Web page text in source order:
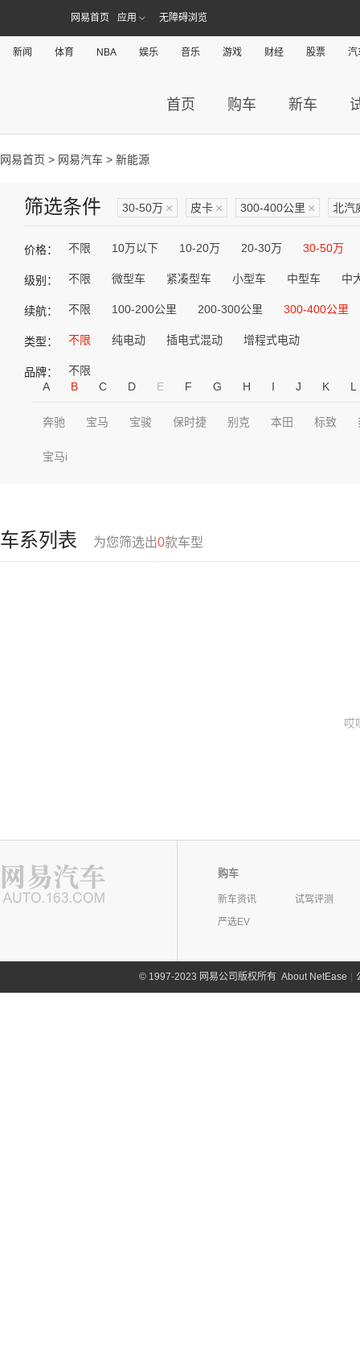
网易首页 应用 无障碍浏览
新闻 体育 NBA 娱乐 音乐 游戏 财经 股票 汽
首页 购车 新车
网易首页 > 网易汽车 > 新能源
筛选条件 30-50万 × 皮卡 × 300-400公里 × 北汽
价格： 不限 10万以下 10-20万 20-30万 30-50万
级别： 不限 微型车 紧凑型车 小型车 中型车 中
续航： 不限 100-200公里 200-300公里 300-400公里
类型： 不限 纯电动 插电式混动 增程式电动
品牌：
不限
A
B C D E F G H I J K L
奔驰 宝马 宝骏 保时捷 别克 本田 标致
宝马i
车系列表 为您筛选出0款车型
哎
购车
新车资讯
试驾评测
严选EV
©1997-2023 网易公司版权所有 About NetEase